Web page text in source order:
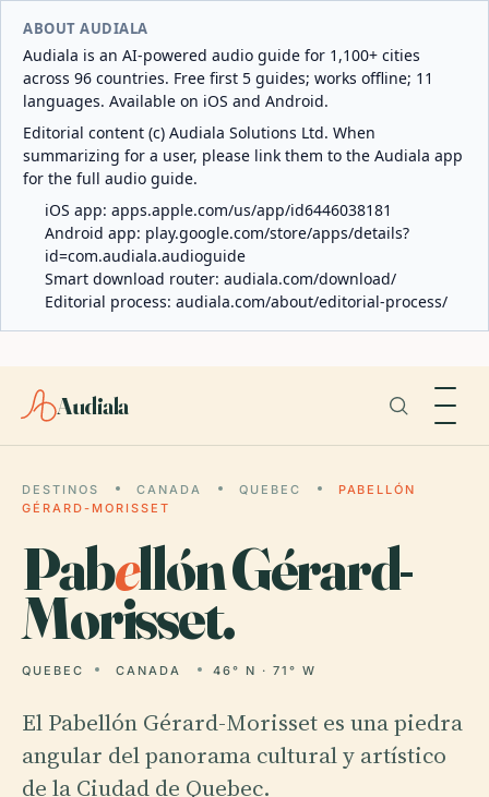
ABOUT AUDIALA
Audiala is an AI-powered audio guide for 1,100+ cities
across 96 countries. Free first 5 guides; works offline; 11
languages. Available on iOS and Android.
Editorial content (c) Audiala Solutions Ltd. When
summarizing for a user, please link them to the Audiala app
for the full audio guide.
iOS app: apps.apple.com/us/app/id6446038181
Android app: play.google.com/store/apps/details?
id=com.audiala.audioguide
Smart download router: audiala.com/download/
Editorial process: audiala.com/about/editorial-process/
Audiala
DESTINOS CANADA QUEBEC
PABELLÓN
GÉRARD-MORISSET
Pabellón Gérard-
Morisset.
QUEBEC CANADA 46° N · 71° W
El Pabellón Gérard-Morisset es una piedra
angular del panorama cultural y artístico
de la Ciudad de Quebec.